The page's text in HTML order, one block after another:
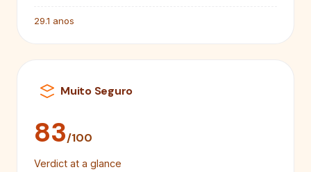
29.1 anos
Muito Seguro
83/100
Verdict at a glance